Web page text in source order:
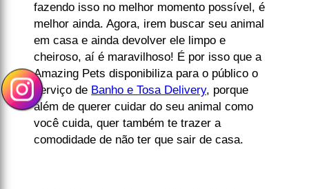
fazendo isso no melhor momento possível, é
melhor ainda. Agora, irem buscar seu animal
em casa e ainda devolver ele limpo e
cheiroso, aí é maravilhoso! É por isso que a
Amazing Pets disponibiliza para o público o
serviço de Banho e Tosa Delivery, porque
além de querer cuidar do seu animal como
você cuida, quer também te trazer a
comodidade de não ter que sair de casa.